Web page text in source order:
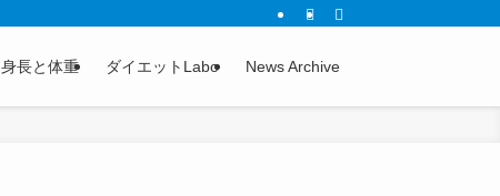
身長と体重 ダイエットLabo News Archive